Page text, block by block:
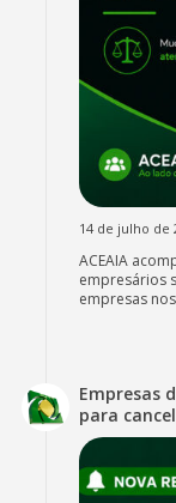
14 de julho de
ACEAIA
empresários
empresas
Empresas
para